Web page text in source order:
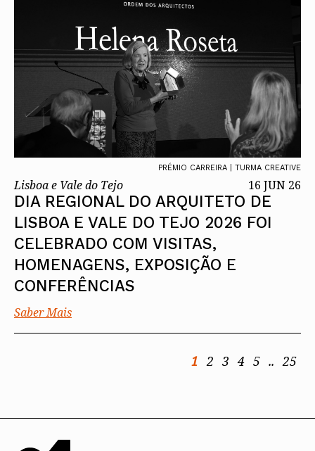
PRÉMIO CARREIRA | TURMA CREATIVE
Lisboa e Vale do Tejo 16 JUN 26
DIA REGIONAL DO ARQUITETO DE
LISBOA E VALE DO TEJO 2026 FOI
CELEBRADO COM VISITAS,
HOMENAGENS, EXPOSIÇÃO E
CONFERÊNCIAS
Saber Mais
1 2 3 4 5 .. 25